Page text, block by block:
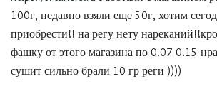
100г, недавно взяли еще 50г, хотим
приобрести!! на регу нету
фашку от этого магазина по 0.07-0.15
сушит сильно брали 10 гр реги ))))